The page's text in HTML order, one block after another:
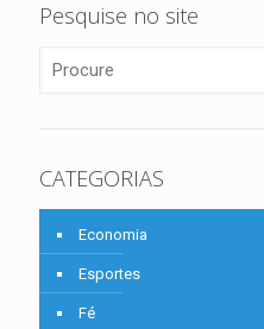
Pesquise no site
CATEGORIAS
Economia
Esportes
Fé